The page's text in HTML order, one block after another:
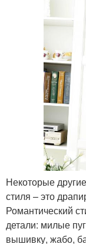
Некоторые
стиля – это
Романтический
детали: милые
вышивку, жабо,